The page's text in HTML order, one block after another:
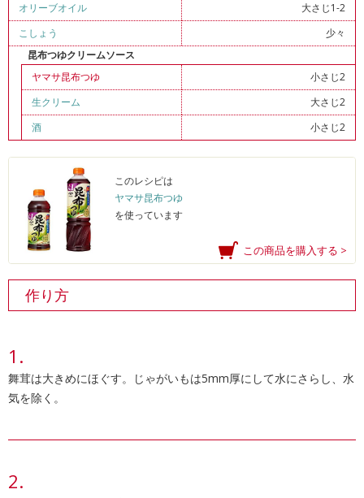
オリーブオイル
大さじ1-2
こしょう
少々
昆布つゆクリームソース
ヤマサ昆布つゆ
小さじ2
生クリーム
大さじ2
酒
小さじ2
このレシピは
ヤマサ昆布つゆ
を使っています
この商品を購入する >
作り方
舞茸は大きめにほぐす。じゃがいもは5mm厚にして水にさらし、水
気を除く。